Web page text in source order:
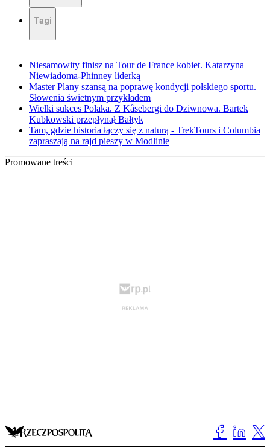
Tagi
Niesamowity finisz na Tour de France kobiet. Katarzyna
Niewiadoma-Phinney liderką
Master Plany szansą na poprawę kondycji polskiego sportu.
Słowenia świetnym przykładem
Wielki sukces Polaka. Z Kåsebergi do Dziwnowa. Bartek
Kubkowski przepłynął Bałtyk
Tam, gdzie historia łączy się z naturą - TrekTours i Columbia
zapraszają na rajd pieszy w Modlinie
Promowane treści